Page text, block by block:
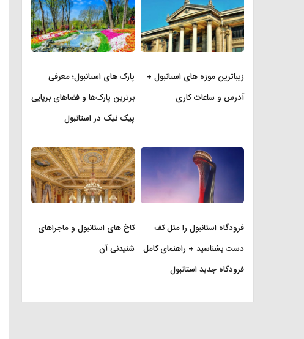
زیباترین موزه‌ های استانبول +
آدرس و ساعات کاری
پارک های استانبول؛ معرفی
برترین پارک‌ها و فضاهای برپایی
پیک نیک در استانبول
فرودگاه استانبول را مثل کف
دست بشناسید + راهنمای کامل
فرودگاه جدید استانبول
کاخ های استانبول و ماجراهای
شنیدنی آن